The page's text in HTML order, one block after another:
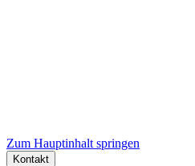
Zum Hauptinhalt springen
Kontakt